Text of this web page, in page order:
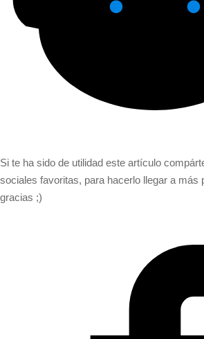
Si te ha sido de utilidad este artículo
sociales favoritas, para hacerlo llegar a más
gracias ;)